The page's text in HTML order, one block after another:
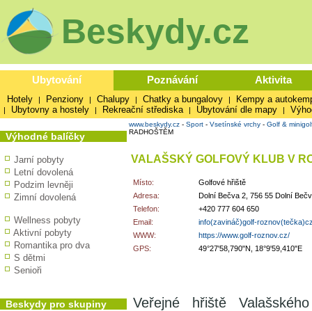
Beskydy.cz
Ubytování Poznávání Aktivita
Hotely | Penziony | Chalupy | Chatky a bungalovy | Kempy a
| Ubytovny a hostely | Rekreační střediska | Ubytování dle mapy |
Výhodné balíčky
Jarní pobyty
Letní dovolená
Podzim levněji
Zimní dovolená
Wellness pobyty
Aktivní pobyty
Romantika pro dva
S dětmi
Senioři
Beskydy pro skupiny
www.beskydy.cz - Sport - Vsetínské vrchy - Golf &
RADHOŠTĚM
VALAŠSKÝ GOLFOVÝ KLUB V
Místo:
Golfové hřiště
Adresa:
Dolní Bečva 2, 756 55 Dolní
Telefon:
+420 777 604 650
Email:
info(zavináč)golf-
WWW:
https://www.golf-roznov.cz/
GPS:
49°27'58,790"N, 18°9'59,410"E
Veřejné hřiště